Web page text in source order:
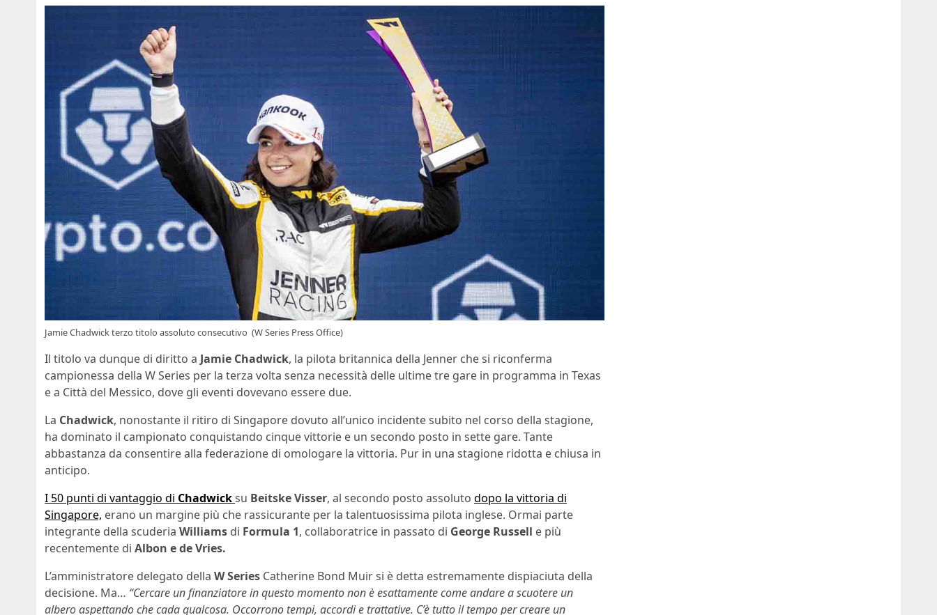
Jamie Chadwick terzo titolo assoluto consecutivo (W Series Press Office)
Il titolo va dunque di diritto a Jamie Chadwick, la pilota britannica della Jenner che si riconferma
campionessa della W Series per la terza volta senza necessità delle ultime tre gare in programma in Texas
e a Città del Messico, dove gli eventi dovevano essere due.
La Chadwick, nonostante il ritiro di Singapore dovuto all’unico incidente subito nel corso della stagione,
ha dominato il campionato conquistando cinque vittorie e un secondo posto in sette gare. Tante
abbastanza da consentire alla federazione di omologare la vittoria. Pur in una stagione ridotta e chiusa in
anticipo.
I 50 punti di vantaggio di Chadwicksu Beitske Visser, al secondo posto assoluto dopo la vittoria di
Singapore, erano un margine più che rassicurante per la talentuosissima pilota inglese. Ormai parte
integrante della scuderia Williams di Formula 1, collaboratrice in passato di George Russell e più
recentemente di Albon e de Vries.
L’amministratore delegato della W Series Catherine Bond Muir si è detta estremamente dispiaciuta della
decisione. Ma… “Cercare un finanziatore in questo momento non è esattamente come andare a scuotere un
albero aspettando che cada qualcosa. Occorrono tempi, accordi e trattative. C’è tutto il tempo per creare un